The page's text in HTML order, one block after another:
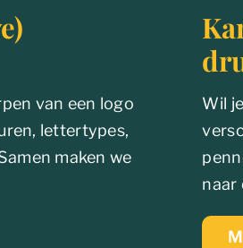
van een logo
lettertypes,
maken we
Wil
naar